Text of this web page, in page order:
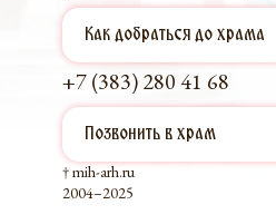
Как добраться до храма
+7 (383) 280 41 68
Позвонить в храм
† mih-arh.ru
2004–2025